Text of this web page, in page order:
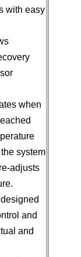
with easy
when
system
adjusts
and